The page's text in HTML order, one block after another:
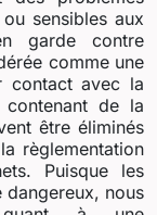
sensibles aux
garde contre
comme une
contact avec la
de la
être éliminés
règlementation
Puisque les
dangereux, nous